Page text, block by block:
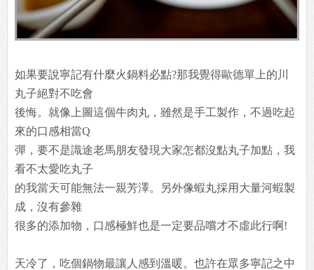
如果要說寧記有什麼火鍋料必點?那我覺得歐德單上的川
丸子絕對不吃會
後悔。就像上圖這個牛肉丸，雖然是手工製作，不過吃起
來的口感相當Q
彈，要不是識途老馬朋友發現大家怎都沒點丸子加點，我
看不太愛吃丸子
的我當天可能無法一親芳澤。另外像蝦丸採用大量河蝦製
成，沒有參雜
很多的添加物，口感極鮮也是一定要品嚐才不虛此行啊!
天冷了，吃個鍋物最讓人感到溫暖。也許在眾多寧記之中